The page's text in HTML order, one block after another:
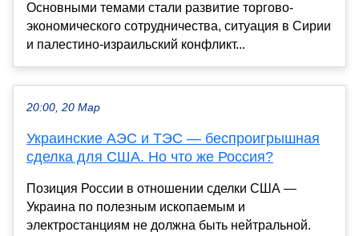
Основными темами стали развитие торгово-
экономического сотрудничества, ситуация в Сирии
и палестино-израильский конфликт...
20:00, 20 Мар
Украинские АЭС и ТЭС — беспроигрышная
сделка для США. Но что же Россия?
Позиция России в отношении сделки США —
Украина по полезным ископаемым и
электростанциям не должна быть нейтральной.